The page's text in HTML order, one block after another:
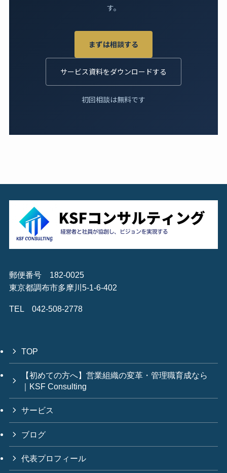
す。
まずは相談する
サービス資料をダウンロードする
初回相談は無料です
郵便番号 182-0025
東京都調布市多摩川5-1-6-402
TEL 042-508-2778
TOP
【初めての方へ】営業組織の変革・管理職育成なら
｜KSF Consulting
サービス
ブログ
代表プロフィール